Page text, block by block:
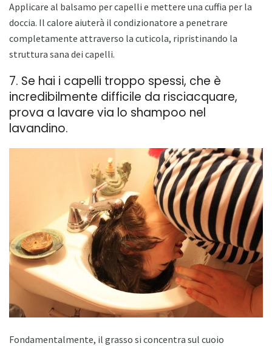
Applicare al balsamo per capelli e mettere una cuffia per la
doccia. Il calore aiuterà il condizionatore a penetrare
completamente attraverso la cuticola, ripristinando la
struttura sana dei capelli.
7. Se hai i capelli troppo spessi, che è
incredibilmente difficile da risciacquare,
prova a lavare via lo shampoo nel
lavandino.
Fondamentalmente, il grasso si concentra sul cuoio